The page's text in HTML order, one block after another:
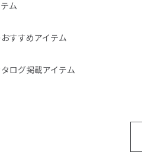
ム
すすめアイテム
ログ掲載アイテム